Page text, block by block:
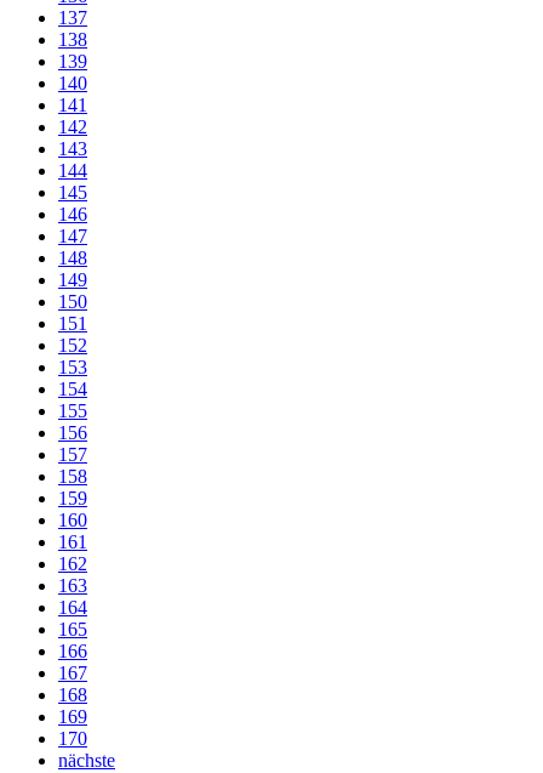
137
138
139
140
141
142
143
144
145
146
147
148
149
150
151
152
153
154
155
156
157
158
159
160
161
162
163
164
165
166
167
168
169
170
nächste